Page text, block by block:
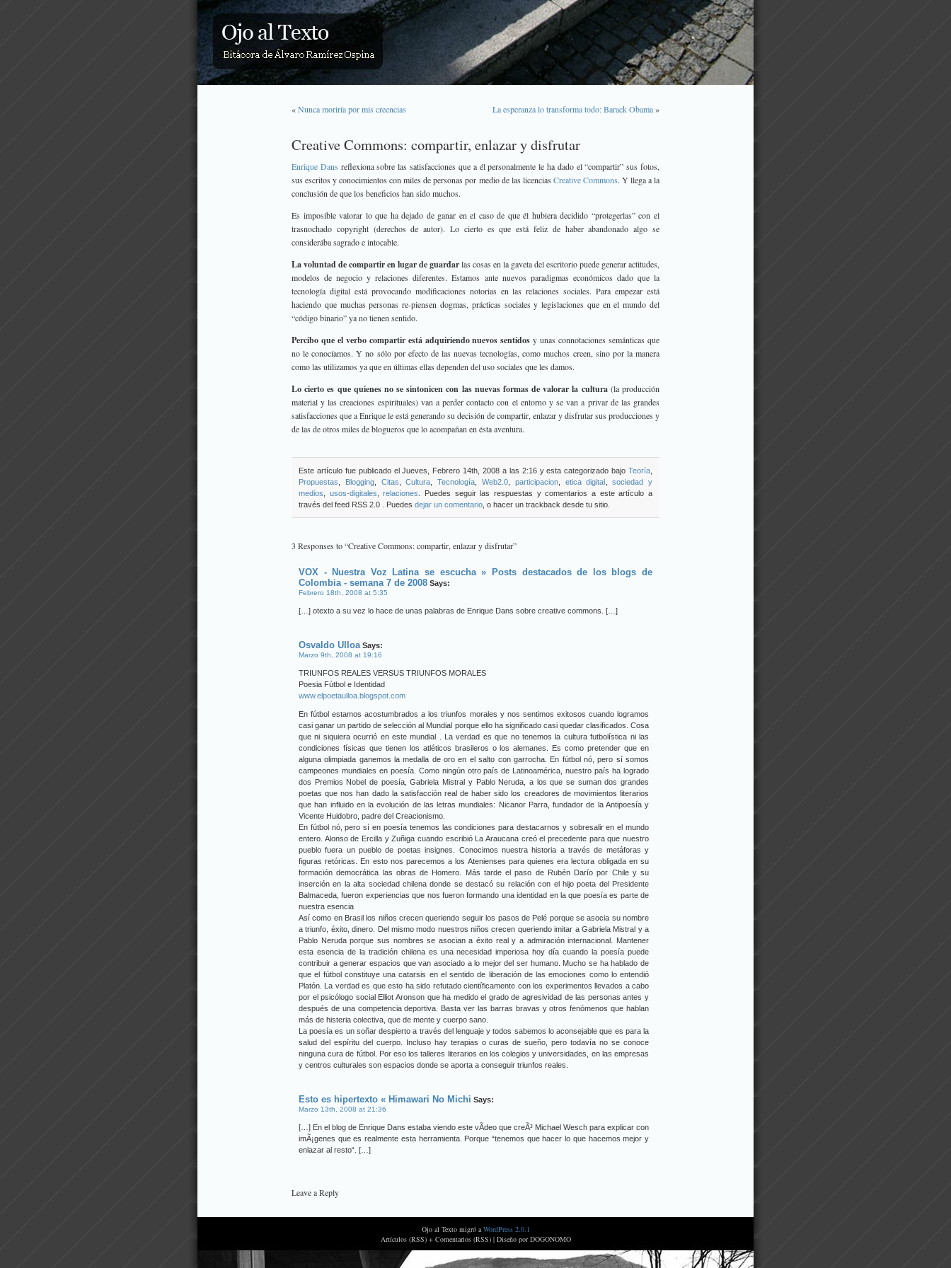
«Nunca moriría por mis creencias La esperanza lo transforma todo: Barack Obama»
Creative Commons: compartir, enlazar y disfrutar
Enrique Dans reflexiona sobre las satisfacciones que a él personalmente le ha dado el “compartir” sus fotos,
sus escritos y conocimientos con miles de personas por medio de las licencias Creative Commons. Y llega a la
conclusión de que los beneficios han sido muchos.
Es imposible valorar lo que ha dejado de ganar en el caso de que él hubiera decidido “protegerlas” con el
trasnochado copyright (derechos de autor). Lo cierto es que está feliz de haber abandonado algo se
considerába sagrado e intocable.
La voluntad de compartir en lugar de guardarlas cosas en la gaveta del escritorio puede generar actitudes,
modelos de negocio y relaciones diferentes. Estamos ante nuevos paradigmas económicos dado que la
tecnología digital está provocando modificaciones notorias en las relaciones sociales. Para empezar está
haciendo que muchas personas re-piensen dogmas, prácticas sociales y legislaciones que en el mundo del
“código binario” ya no tienen sentido.
Percibo que el verbo compartir está adquiriendo nuevos sentidos y unas connotaciones semánticas que
no le conocíamos. Y no sólo por efecto de las nuevas tecnologías, como muchos creen, sino por la manera
como las utilizamos ya que en últimas ellas dependen del uso sociales que les damos.
Lo cierto es que quienes no se sintonicen con las nuevas formas de valorar la cultura(la producción
material y las creaciones espirituales) van a perder contacto con el entorno y se van a privar de las grandes
satisfacciones que a Enrique le está generando su decisión de compartir, enlazar y disfrutar sus producciones y
de las de otros miles de blogueros que lo acompañan en ésta aventura.
Este artículo fue publicado el Jueves, Febrero 14th, 2008 a las 2:16 y esta categorizado bajo Teoría
Propuestas
Blogging, Citas ,Cultura ,Tecnología ,Web2.0 participacion, etica digital ,sociedad y
medios
usos-digitales ,relaciones
. Puedes seguir las respuestas y comentarios a este artículo a
través del feed RSS 2.0 . Puedes dejar un comentario , o hacer un trackback desde tu sitio.
3 Responses to “Creative Commons: compartir, enlazar y disfrutar”
VOX - Nuestra Voz Latina se escucha » Posts destacados de los blogs de
Colombia - semana 7 de 2008 Says:
Febrero 18th, 2008 at 5:35
[…] otexto a su vez lo hace de unas palabras de Enrique Dans sobre creative commons. […]
Osvaldo Ulloa Says:
Marzo 9th, 2008 at 19:16
TRIUNFOS REALES VERSUS TRIUNFOS MORALES
Poesia Fútbol e Identidad
www.elpoetaulloa.blogspot.com
En fútbol estamos acostumbrados a los triunfos morales y nos sentimos exitosos cuando logramos
casi ganar un partido de selección al Mundial porque ello ha significado casi quedar clasificados. Cosa
que ni siquiera ocurrió en este mundial . La verdad es que no tenemos la cultura futbolística ni las
condiciones físicas que tienen los atléticos brasileros o los alemanes. Es como pretender que en
alguna olimpiada ganemos la medalla de oro en el salto con garrocha. En fútbol nó, pero sí somos
campeones mundiales en poesía. Como ningún otro país de Latinoamérica, nuestro país ha logrado
dos Premios Nobel de poesía, Gabriela Mistral y Pablo Neruda, a los que se suman dos grandes
poetas que nos han dado la satisfacción real de haber sido los creadores de movimientos literarios
que han influido en la evolución de las letras mundiales: Nicanor Parra, fundador de la Antipoesía y
Vicente Huidobro, padre del Creacionismo.
En fútbol nó, pero sí en poesía tenemos las condiciones para destacarnos y sobresalir en el mundo
entero. Alonso de Ercilla y Zuñiga cuando escribió La Araucana creó el precedente para que nuestro
pueblo fuera un pueblo de poetas insignes. Conocimos nuestra historia a través de metáforas y
figuras retóricas. En esto nos parecemos a los Atenienses para quienes era lectura obligada en su
formación democrática las obras de Homero. Más tarde el paso de Rubén Darío por Chile y su
inserción en la alta sociedad chilena donde se destacó su relación con el hijo poeta del Presidente
Balmaceda, fueron experiencias que nos fueron formando una identidad en la que poesía es parte de
nuestra esencia
Así como en Brasil los niños crecen queriendo seguir los pasos de Pelé porque se asocia su nombre
a triunfo, éxito, dinero. Del mismo modo nuestros niños crecen queriendo imitar a Gabriela Mistral y a
Pablo Neruda porque sus nombres se asocian a éxito real y a admiración internacional. Mantener
esta esencia de la tradición chilena es una necesidad imperiosa hoy día cuando la poesía puede
contribuir a generar espacios que van asociado a lo mejor del ser humano. Mucho se ha hablado de
que el fútbol constituye una catarsis en el sentido de liberación de las emociones como lo entendió
Platón. La verdad es que esto ha sido refutado científicamente con los experimentos llevados a cabo
por el psicólogo social Elliot Aronson que ha medido el grado de agresividad de las personas antes y
después de una competencia deportiva. Basta ver las barras bravas y otros fenómenos que hablan
más de histeria colectiva, que de mente y cuerpo sano.
La poesía es un soñar despierto a través del lenguaje y todos sabemos lo aconsejable que es para la
salud del espíritu del cuerpo. Incluso hay terapias o curas de sueño, pero todavía no se conoce
ninguna cura de fútbol. Por eso los talleres literarios en los colegios y universidades, en las empresas
y centros culturales son espacios donde se aporta a conseguir triunfos reales.
Esto es hipertexto « Himawari No Michi Says:
Marzo 13th, 2008 at 21:36
[…] En el blog de Enrique Dans estaba viendo este vÃ­deo que creÃ³ Michael Wesch para explicar con
imÃ¡genes que es realmente esta herramienta. Porque “tenemos que hacer lo que hacemos mejor y
enlazar al resto“. […]
Leave a Reply
Ojo al Texto migró aWordPress 2.0.1
Artículos (RSS) + Comentarios (RSS) | Diseño por DOGONOMO